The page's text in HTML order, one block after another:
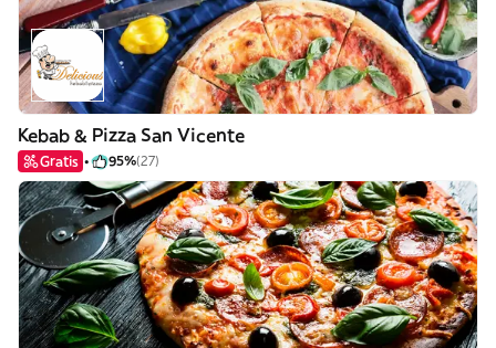
Kebab & Pizza San Vicente
Gratis 95%(27)